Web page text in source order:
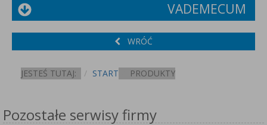
VADEMECUM
WRÓĆ
JESTEŚ TUTAJ: START PRODUKTY
Pozostałe serwisy firmy